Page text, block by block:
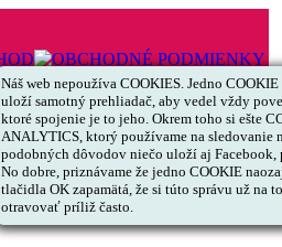
Náš web nepoužíva COOKIES. Jedno
uloží samotný prehliadač, aby vedel vždy
ktoré spojenie je to jeho. Okrem toho si ešte
ANALYTICS, ktorý používame na sledovanie
podobných dôvodov niečo uloží aj Facebook,
No dobre, priznávame že jedno COOKIE
tlačidla OK zapamätá, že si túto správu už na
otravovať príliž často.